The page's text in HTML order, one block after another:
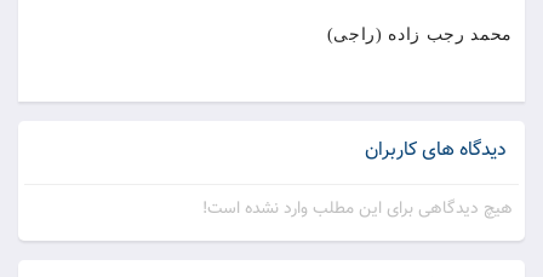
محمد رجب زاده (راجی)
دیدگاه های کاربران
هیچ دیدگاهی برای این مطلب وارد نشده است!